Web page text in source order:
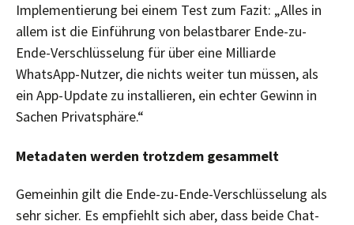
Implementierung bei einem Test zum Fazit: „Alles in
allem ist die Einführung von belastbarer Ende-zu-
Ende-Verschlüsselung für über eine Milliarde
WhatsApp-Nutzer, die nichts weiter tun müssen, als
ein App-Update zu installieren, ein echter Gewinn in
Sachen Privatsphäre.“
Metadaten werden trotzdem gesammelt
Gemeinhin gilt die Ende-zu-Ende-Verschlüsselung als
sehr sicher. Es empfiehlt sich aber, dass beide Chat-